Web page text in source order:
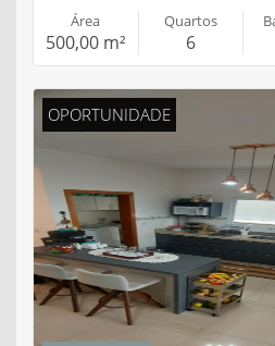
Área
500,00 m²
Quartos
6
OPORTUNIDADE